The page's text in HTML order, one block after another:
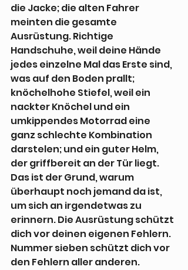
die Jacke; die alten Fahrer
meinten die gesamte
Ausrüstung. Richtige
Handschuhe, weil deine Hände
jedes einzelne Mal das Erste sind,
was auf den Boden prallt;
knöchelhohe Stiefel, weil ein
nackter Knöchel und ein
umkippendes Motorrad eine
ganz schlechte Kombination
darstelen; und ein guter Helm,
der griffbereit an der Tür liegt.
Das ist der Grund, warum
überhaupt noch jemand da ist,
um sich an irgendetwas zu
erinnern. Die Ausrüstung schützt
dich vor deinen eigenen Fehlern.
Nummer sieben schützt dich vor
den Fehlern aller anderen.